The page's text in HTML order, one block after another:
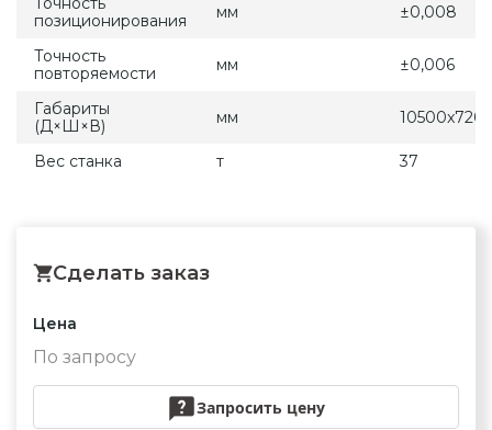
позиционирования
мм ±0,008
Точность
повторяемости
мм ±0,006
Габариты
(Д×Ш×В)
мм
Вес станка т 37
Сделать заказ
Цена
По запросу
Запросить цену